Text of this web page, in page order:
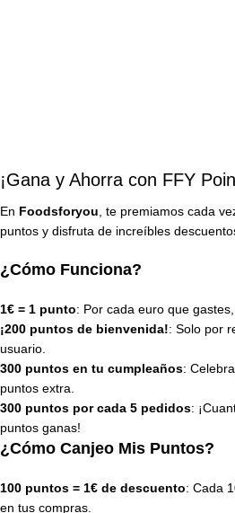
¡Gana y Ahorra con FFY
En Foodsforyou , te premiamos cada
puntos y disfruta de increíbles
¿Cómo Funciona?
1€ = 1 punto: Por cada euro que
¡200 puntos de bienvenida!: Solo por
usuario.
300 puntos en tu cumpleaños:
puntos extra.
300 puntos por cada 5 pedidos:
puntos ganas!
¿Cómo Canjeo Mis Puntos?
100 puntos = 1€ de descuento: Cada
en tus compras.